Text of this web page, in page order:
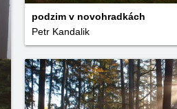
podzim v novohradkách
Petr Kandalik